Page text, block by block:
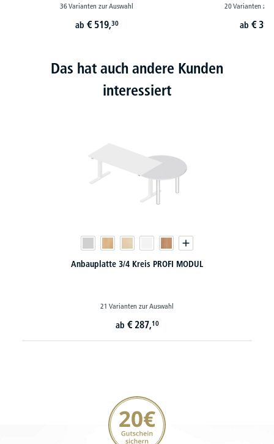
36 Varianten zur Auswahl
ab € 519,30
20 Varianten zur
ab €
Das hat auch andere Kunden
interessiert
Anbauplatte 3/4 Kreis PROFI MODUL
21 Varianten zur Auswahl
ab € 287,10
20€ Gutschein sichern